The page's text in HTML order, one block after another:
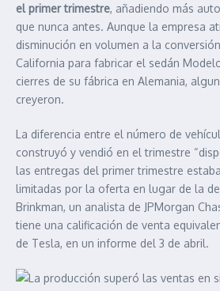
el primer trimestre, añadiendo más
que nunca antes. Aunque la empresa
disminución en volumen a la
California para fabricar el sedán
cierres de su fábrica en Alemania,
creyeron.
La diferencia entre el número de
construyó y vendió en el trimestre
las entregas del primer trimestre
limitadas por la oferta en lugar de la
Brinkman, un analista de JPMorgan
tiene una calificación de venta
de Tesla, en un informe del 3 de abril.